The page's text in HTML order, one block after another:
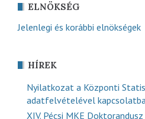
ELNÖKSÉG
Jelenlegi és korábbi elnökségek
HÍREK
Nyilatkozat a Központi
adatfelvételével
XIV. Pécsi MKE